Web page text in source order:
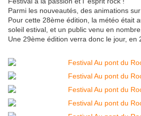
Parmi les nouveautés, des animations
Pour cette 28ème édition, la météo était
soleil estival, et un public venu en
Une 29ème édition verra donc le jour, en